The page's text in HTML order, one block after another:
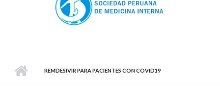
REMDESIVIR PARA PACIENTES CON COVID19